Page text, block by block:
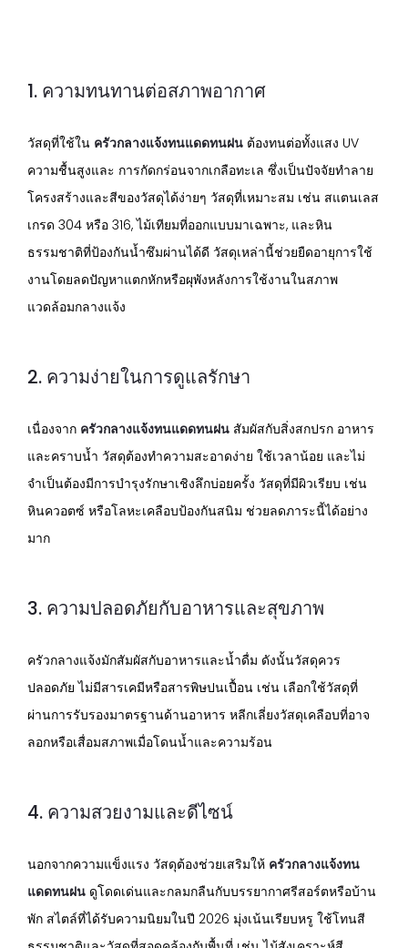
1. ความทนทานต่อสภาพอากาศ
วัสดุที่ใช้ใน ครัวกลางแจ้งทนแดดทนฝน ต้องทนต่อทั้งแสง UV
ความชื้นสูงและ การกัดกร่อนจากเกลือทะเล ซึ่งเป็นปัจจัยทำลาย
โครงสร้างและสีของวัสดุได้ง่ายๆ วัสดุที่เหมาะสม เช่น สแตนเลส
เกรด 304 หรือ 316, ไม้เทียมที่ออกแบบมาเฉพาะ, และหิน
ธรรมชาติที่ป้องกันน้ำซึมผ่านได้ดี วัสดุเหล่านี้ช่วยยืดอายุการใช้
งานโดยลดปัญหาแตกหักหรือผุพังหลังการใช้งานในสภาพ
แวดล้อมกลางแจ้ง
2. ความง่ายในการดูแลรักษา
เนื่องจาก ครัวกลางแจ้งทนแดดทนฝน สัมผัสกับสิ่งสกปรก อาหาร
และคราบน้ำ วัสดุต้องทำความสะอาดง่าย ใช้เวลาน้อย และไม่
จำเป็นต้องมีการบำรุงรักษาเชิงลึกบ่อยครั้ง วัสดุที่มีผิวเรียบ เช่น
หินควอตซ์ หรือโลหะเคลือบป้องกันสนิม ช่วยลดภาระนี้ได้อย่าง
มาก
3. ความปลอดภัยกับอาหารและสุขภาพ
ครัวกลางแจ้งมักสัมผัสกับอาหารและน้ำดื่ม ดังนั้นวัสดุควร
ปลอดภัย ไม่มีสารเคมีหรือสารพิษปนเปื้อน เช่น เลือกใช้วัสดุที่
ผ่านการรับรองมาตรฐานด้านอาหาร หลีกเลี่ยงวัสดุเคลือบที่อาจ
ลอกหรือเสื่อมสภาพเมื่อโดนน้ำและความร้อน
4. ความสวยงามและดีไซน์
นอกจากความแข็งแรง วัสดุต้องช่วยเสริมให้ ครัวกลางแจ้งทน
แดดทนฝน ดูโดดเด่นและกลมกลืนกับบรรยากาศรีสอร์ตหรือบ้าน
พัก สไตล์ที่ได้รับความนิยมในปี 2026 มุ่งเน้นเรียบหรู ใช้โทนสี